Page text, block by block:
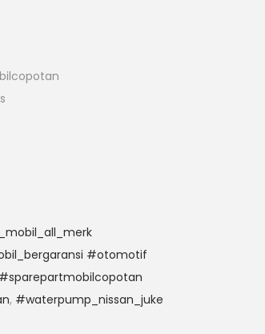
#otomotif
, #waterpump_nissan_juke